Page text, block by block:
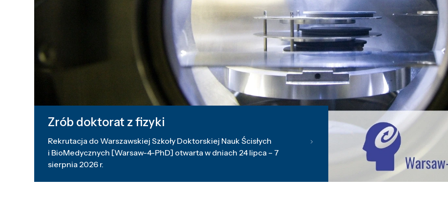
Zrób doktorat z fizyki
Rekrutacja do Warszawskiej Szkoły Doktorskiej Nauk Ścisłych
i BioMedycznych [Warsaw-4-PhD] otwarta w dniach 24 lipca – 7
sierpnia 2026 r.